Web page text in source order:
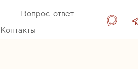
Вопрос-ответ
Контакты